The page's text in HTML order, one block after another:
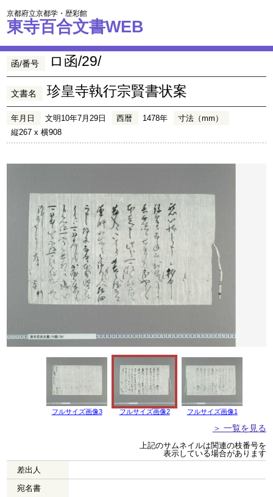
京都府立京都学・歴彩館
東寺百合文書WEB
函/番号 ロ函/29/
文書名 珍皇寺執行宗賢書状案
年月日 文明10年7月29日 西暦 1478年
寸法（mm）
縦267 x 横908
フルサイズ画像3 フルサイズ画像2 フルサイズ画像1
＞ 一覧を見る
上記のサムネイルは関連の枝番号を
表示している場合があります
差出人
宛名書